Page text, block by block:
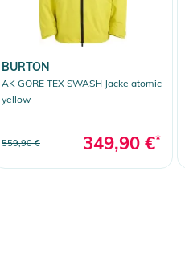
BURTON
AK GORE TEX SWASH Jacke atomic
yellow
559,90 € 349,90 €*